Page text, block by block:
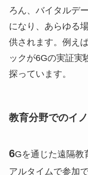
ろん、バイタルデ
になり、あらゆる
供されます。例え
ックが6Gの実証実
探っています。
教育分野でのイ
6Gを通じた遠隔教
アルタイムで参加